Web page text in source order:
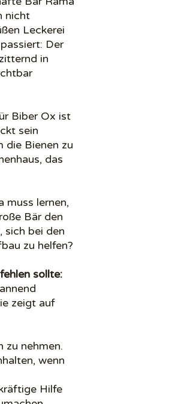
nicht
Leckerei
Der
in
Biber Ox ist
sein
die Bienen zu
das
muss lernen,
Bär den
sich bei den
zu helfen?
sollte:
zeigt auf
zu nehmen.
wenn
Hilfe